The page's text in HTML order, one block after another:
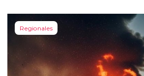
Regionales